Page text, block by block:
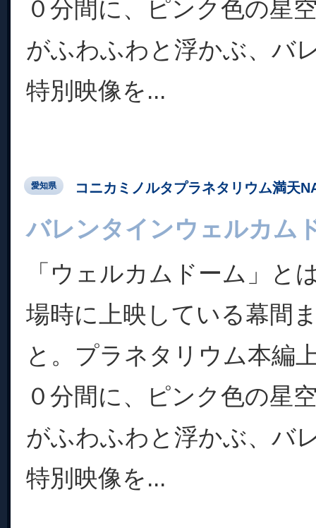
０分間に、ピンク色の星
がふわふわと浮かぶ、バ
特別映像を...
愛知県 コニカミノルタプラネタリウム満天
バレンタインウェルカム
「ウェルカムドーム」と
場時に上映している幕間
と。プラネタリウム本編
０分間に、ピンク色の星
がふわふわと浮かぶ、バ
特別映像を...